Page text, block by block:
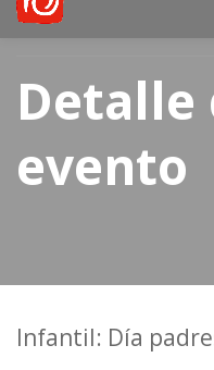
Detalle
evento
Infantil: Día